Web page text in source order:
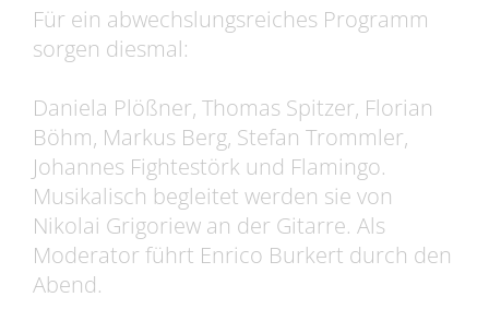
Für ein abwechslungsreiches Programm
sorgen diesmal:
Daniela Plößner, Thomas Spitzer, Florian
Böhm, Markus Berg, Stefan Trommler,
Johannes Fightestörk und Flamingo.
Musikalisch begleitet werden sie von
Nikolai Grigoriew an der Gitarre. Als
Moderator führt Enrico Burkert durch den
Abend.